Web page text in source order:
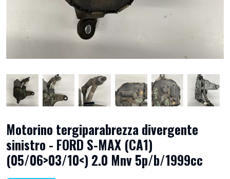
Motorino tergiparabrezza divergente
sinistro - FORD S-MAX (CA1)
(05/06>03/10<) 2.0 Mnv 5p/b/1999cc